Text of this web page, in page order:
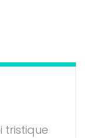
tristique